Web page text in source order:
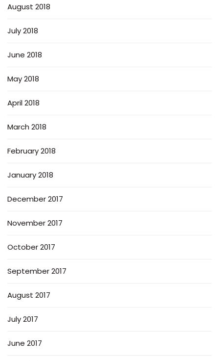
August 2018
July 2018
June 2018
May 2018
April 2018
March 2018
February 2018
January 2018
December 2017
November 2017
October 2017
September 2017
August 2017
July 2017
June 2017